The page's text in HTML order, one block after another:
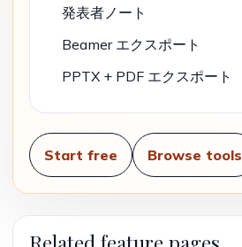
発表者ノート
Beamer エクスポート
PPTX + PDF エクスポート
Start free Browse tools